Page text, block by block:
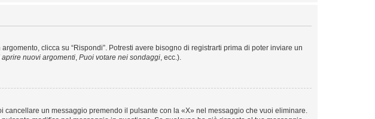
clicca su “Rispondi”. Potresti avere bisogno di registrarti prima di poter inviare un
aprire nuovi argomenti, Puoi votare nei sondaggi, ecc.).
un messaggio premendo il pulsante con la «X» nel messaggio che vuoi eliminare.